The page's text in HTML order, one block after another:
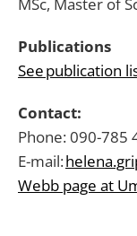
Publications
Seepublication
Contact:
Phone: 090-785
E-mail:
Webb page at